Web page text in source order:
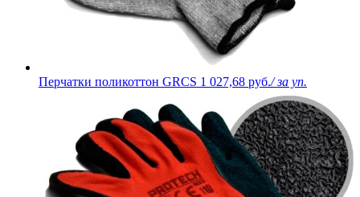
Перчатки поликоттон GRCS 1 027,68 руб./ за уп.